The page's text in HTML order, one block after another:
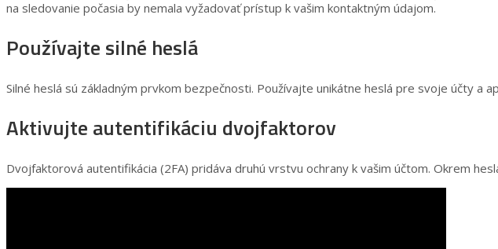
na sledovanie počasia by nemala vyžadovať prístup k vašim kontaktným údajom.
Používajte silné heslá
Silné heslá sú základným prvkom bezpečnosti. Používajte unikátne heslá pre svoje účty a
Aktivujte autentifikáciu dvojfaktorov
Dvojfaktorová autentifikácia (2FA) pridáva druhú vrstvu ochrany k vašim účtom. Okrem